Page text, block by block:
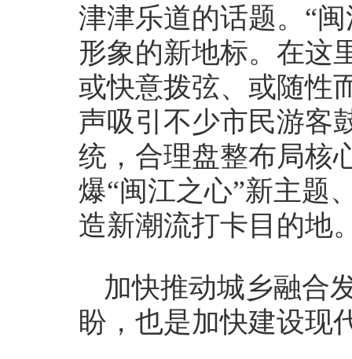
津津乐道的话题。“
形象的新地标。在这
或快意拨弦、或随性
声吸引不少市民游客
统，合理盘整布局核
爆“闽江之心”新主题
造新潮流打卡目的地
加快推动城乡融合
盼，也是加快建设现